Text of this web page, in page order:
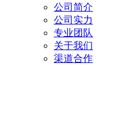
公司简介
公司实力
专业团队
关于我们
渠道合作